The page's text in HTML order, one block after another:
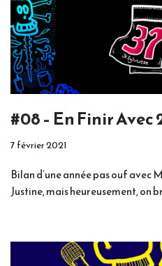
#08 – En Finir Avec
7 février 2021
Bilan d’une année pas ouf avec
Justine, mais heureusement, on